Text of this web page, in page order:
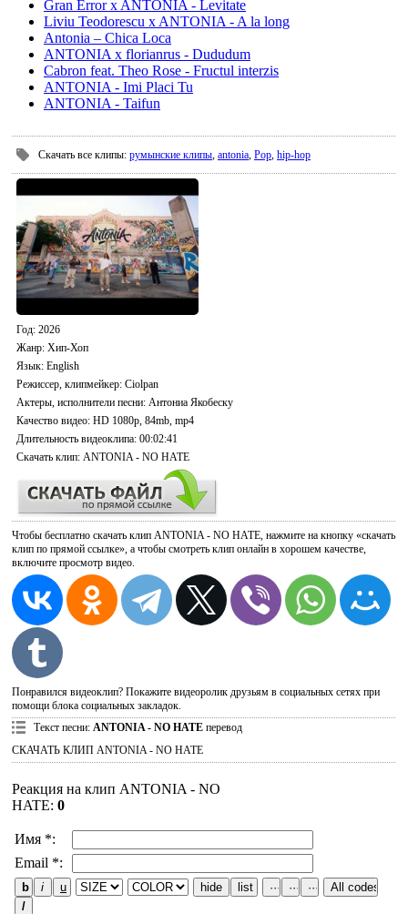
Gran Error x ANTONIA - Levitate
Liviu Teodorescu x ANTONIA - A la long
Antonia – Chica Loca
ANTONIA x florianrus - Dududum
Cabron feat. Theo Rose - Fructul interzis
ANTONIA - Imi Placi Tu
ANTONIA - Taifun
Скачать все клипы: румынские клипы, antonia, Pop, hip-hop
Год: 2026
Жанр: Хип-Хоп
Язык: English
Режиссер, клипмейкер: Ciolpan
Актеры, исполнители песни: Антониа Якобеску
Качество видео: HD 1080p, 84mb, mp4
Длительность видеоклипа: 00:02:41
Скачать клип: ANTONIA - NO HATE
Чтобы бесплатно скачать клип ANTONIA - NO HATE, нажмите на кнопку «скачать
клип по прямой ссылке», а чтобы смотреть клип онлайн в хорошем качестве,
включите просмотр видео.
Понравился видеоклип? Покажите видеоролик друзьям в социальных сетях при
помощи блока социальных закладок.
Текст песни: ANTONIA - NO HATE перевод
СКАЧАТЬ КЛИП ANTONIA - NO HATE
Реакция на клип ANTONIA - NO
HATE: 0
Имя *:
Email *: